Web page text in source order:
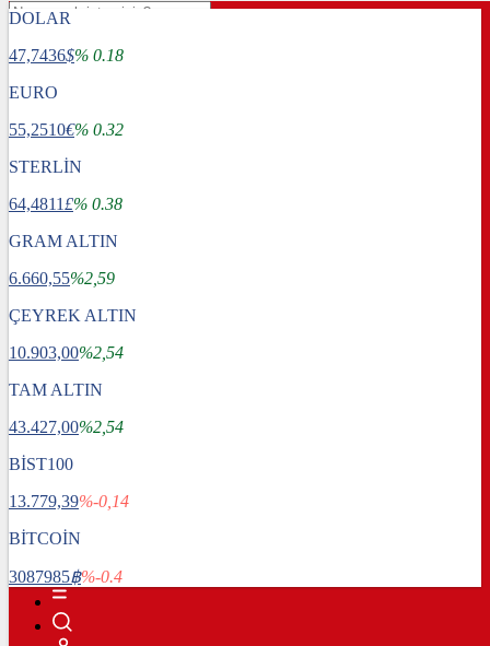
DOLAR
47,7436$% 0.18
EURO
55,2510€% 0.32
STERLİN
64,4811£% 0.38
GRAM ALTIN
6.660,55%2,59
ÇEYREK ALTIN
10.903,00%2,54
TAM ALTIN
43.427,00%2,54
BİST100
13.779,39%-0,14
BİTCOİN
3087985฿%-0.4
Dünya
Spor
Magazin
Teknoloji
Bafra Rehberi